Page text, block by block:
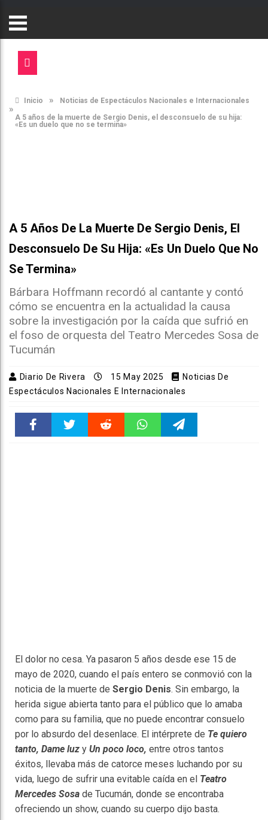
Inicio » Noticias de Espectáculos Nacionales e Internacionales
»
A 5 años de la muerte de Sergio Denis, el desconsuelo de su hija:
«Es un duelo que no se termina»
A 5 Años De La Muerte De Sergio Denis, El
Desconsuelo De Su Hija: «Es Un Duelo Que No
Se Termina»
Bárbara Hoffmann recordó al cantante y contó
cómo se encuentra en la actualidad la causa
sobre la investigación por la caída que sufrió en
el foso de orquesta del Teatro Mercedes Sosa de
Tucumán
Diario De Rivera 15 May 2025
Noticias De
Espectáculos Nacionales E Internacionales
El dolor no cesa. Ya pasaron 5 años desde ese 15 de
mayo de 2020, cuando el país entero se conmovió con la
noticia de la muerte de Sergio Denis. Sin embargo, la
herida sigue abierta tanto para el público que lo amaba
como para su familia, que no puede encontrar consuelo
por lo absurdo del desenlace. El intérprete de Te quiero
tanto, Dame luz y Un poco loco, entre otros tantos
éxitos, llevaba más de catorce meses luchando por su
vida, luego de sufrir una evitable caída en el Teatro
Mercedes Sosa de Tucumán, donde se encontraba
ofreciendo un show, cuando su cuerpo dijo basta.